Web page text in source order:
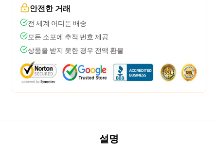
안전한 거래
전 세계 어디든 배송
모든 소포에 추적 번호 제공
상품을 받지 못한 경우 전액 환불
설명